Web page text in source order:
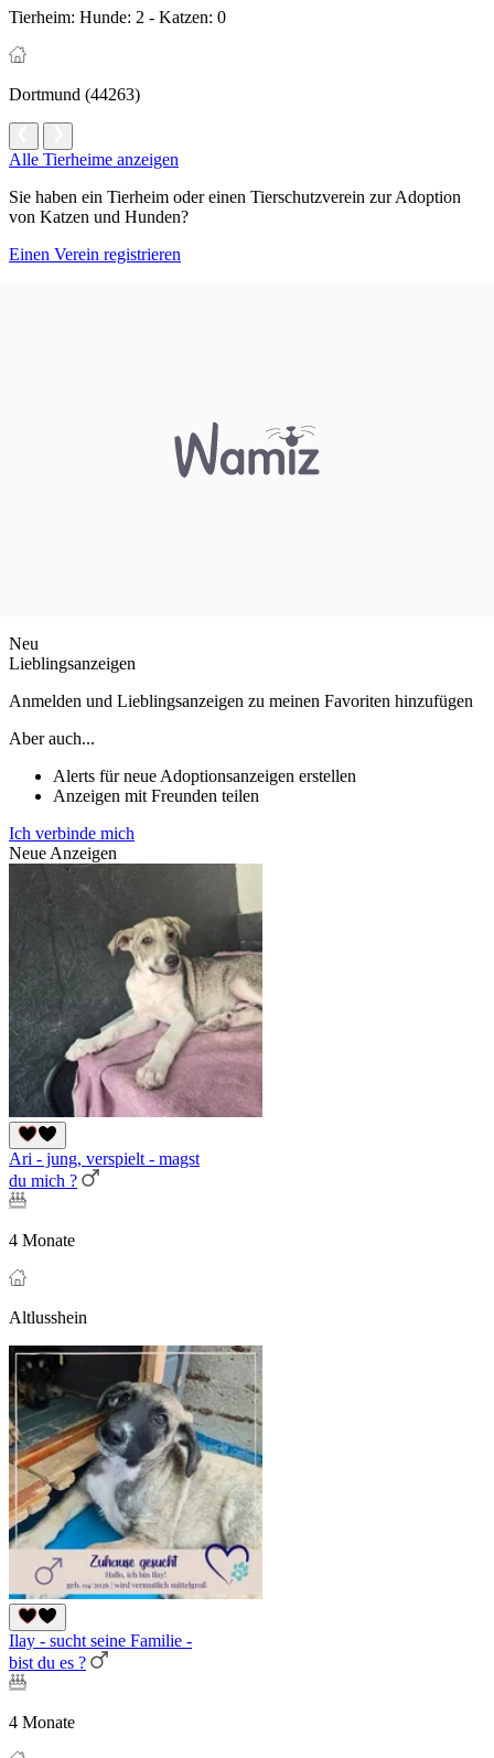
Tierheim: Hunde: 2 - Katzen: 0
Dortmund (44263)
Alle Tierheime anzeigen
Sie haben ein Tierheim oder einen Tierschutzverein zur Adoption
von Katzen und Hunden?
Einen Verein registrieren
Neu
Lieblingsanzeigen
Anmelden und Lieblingsanzeigen zu meinen Favoriten hinzufügen
Aber auch...
Alerts für neue Adoptionsanzeigen erstellen
Anzeigen mit Freunden teilen
Ich verbinde mich
Neue Anzeigen
Ari - jung, verspielt - magst
du mich ?
4 Monate
Altlusshein
Ilay - sucht seine Familie -
bist du es ?
4 Monate